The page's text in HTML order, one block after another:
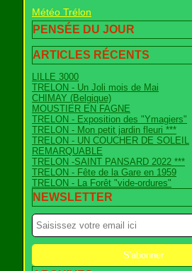
Météo Trélon
PENSÉE DU JOUR
ARTICLES RÉCENTS
LILLE 3000
TRELON - Un Joli mois de Mai
CHIMAY (Belgique)
MOUSTIER EN FAGNE
TRELON - Exposition des "Ymagiers"
TRELON - Mon petit jardin fleuri ***
TRELON - UN COUCHER DE SOLEIL
REMARQUABLE
TRELON -SAINT PANSARD 2022 ***
TRELON - Fête de la Gare en 1959
TRELON - La Forêt "vide-ordures"
NEWSLETTER